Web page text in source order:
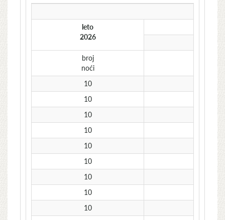
leto
2026
broj
noći
10
10
10
10
10
10
10
10
10